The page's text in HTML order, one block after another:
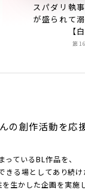
スパダリ執
が盛られて
【
第
の創作活動を応
ているBL作品を、
る場としてあり続け
生かした企画を実施